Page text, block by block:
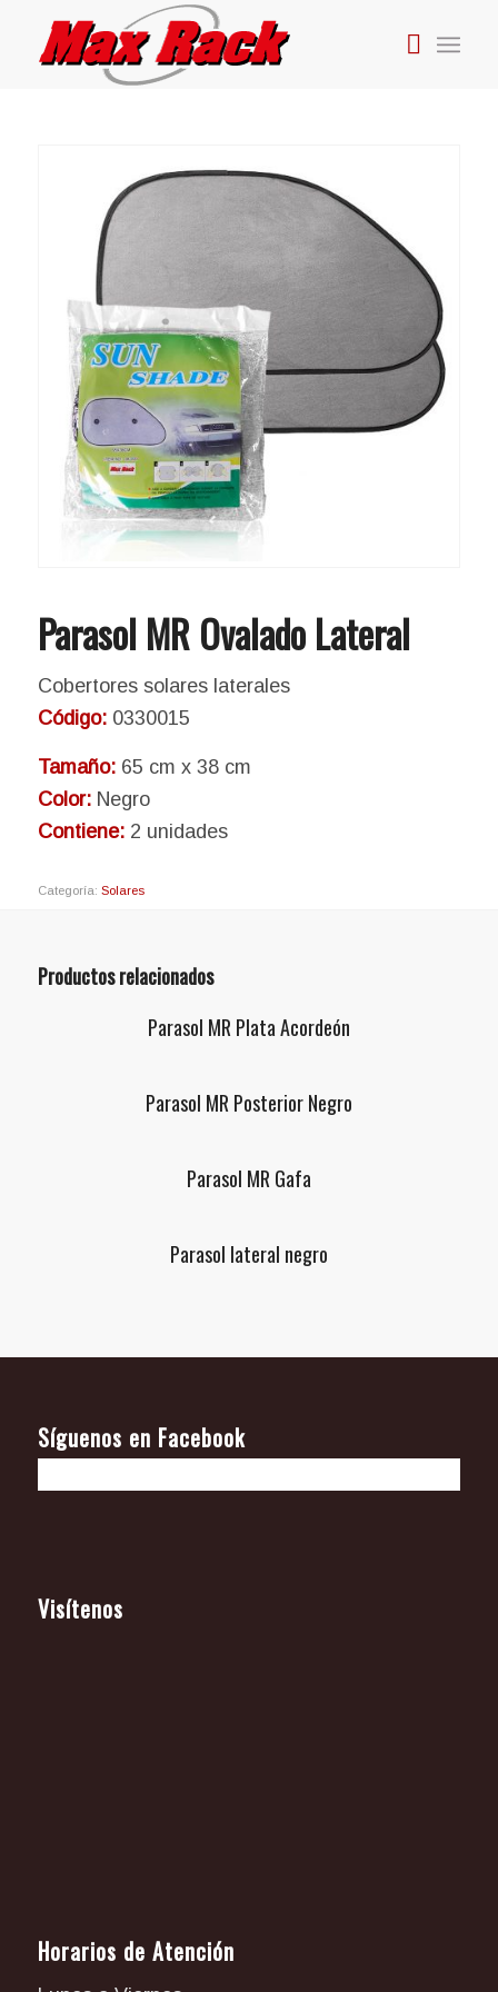
Parasol MR Ovalado Lateral
Cobertores solares laterales
Código:0330015
Tamaño:65 cm x 38 cm
Color:Negro
Contiene:2 unidades
Categoría: Solares
Productos relacionados
Parasol MR Plata Acordeón
Parasol MR Posterior Negro
Parasol MR Gafa
Parasol lateral negro
Síguenos en Facebook
Visítenos
Horarios de Atención